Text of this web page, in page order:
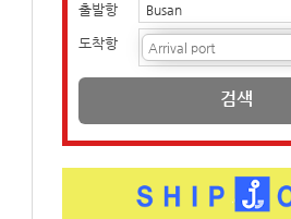
출발항
도착항
검색